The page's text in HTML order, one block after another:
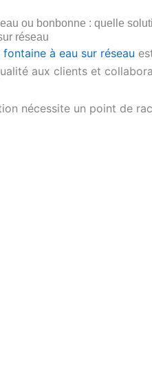
ou bonbonne : quelle
réseau
fontaine à eau sur réseau
aux clients et
nécessite un point de